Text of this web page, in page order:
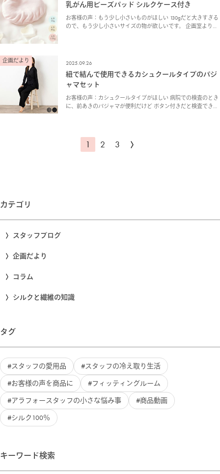
乳がん用ビーズパッド シルクケース付き
お客様の声：もう少し小さいものがほしい 130gだと大きすぎる
ので、もう少し小さいサイズの物が欲しいです。 企画室より：
企画だより 2025.09.26
紐で結んで使用できるカシュクールタイプのパジ
ャマセット
お客様の声：カシュクールタイプがほしい 病院での検査のとき
に、前あきのパジャマが便利だけど ボタン付きだと検査できな
1 2 3
カテゴリ
スタッフブログ
企画だより
コラム
シルクと繊維の知識
タグ
スタッフの愛用品 スタッフの冷え取り生活
お客様の声を商品に フィッティングルーム
アラフォースタッフの小さな悩み事 商品動画
シルク100％
キーワード検索